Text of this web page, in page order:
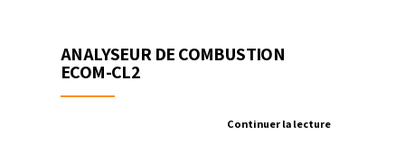
ANALYSEUR DE COMBUSTION
ECOM-CL2
Continuer la lecture